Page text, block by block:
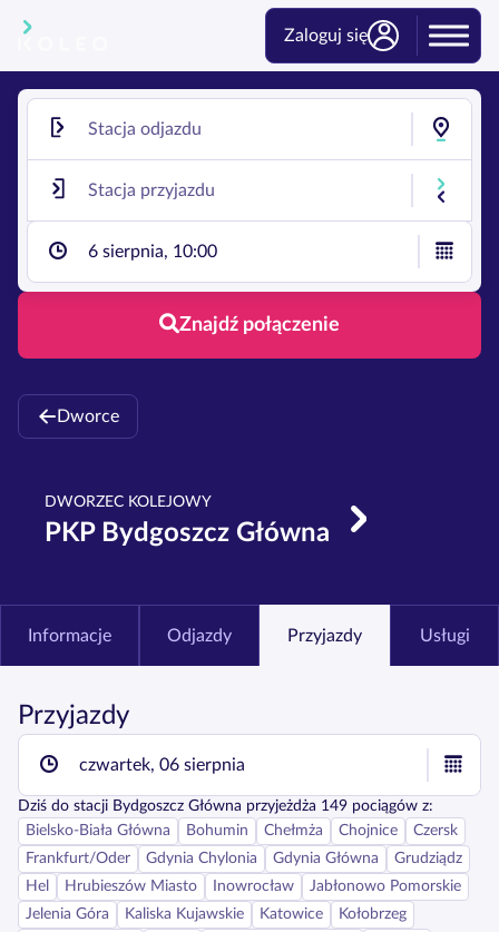
Zaloguj się
6 sierpnia, 10:00
Znajdź połączenie
Dworce
DWORZEC KOLEJOWY
PKP Bydgoszcz Główna
Informacje Odjazdy Przyjazdy Usługi
Przyjazdy
czwartek, 06 sierpnia
Dziś do stacji Bydgoszcz Główna przyjeżdża 149 pociągów z:
Bielsko-Biała Główna
Bohumin Chełmża Chojnice
Czersk
Frankfurt/Oder
Gdynia Chylonia Gdynia Główna
Grudziądz
Hel
Hrubieszów Miasto Inowrocław
Jabłonowo Pomorskie
Jelenia Góra
Kaliska Kujawskie Katowice
Kołobrzeg